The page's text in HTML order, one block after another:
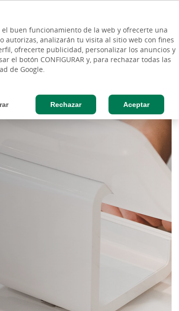
buen funcionamiento de la web y ofrecerte una
autorizas, analizarán tu visita al sitio web con fines
ofrecerte publicidad, personalizar los anuncios y
el botón CONFIGURAR y, para rechazar todas las
de Google.
Rechazar Aceptar
DE